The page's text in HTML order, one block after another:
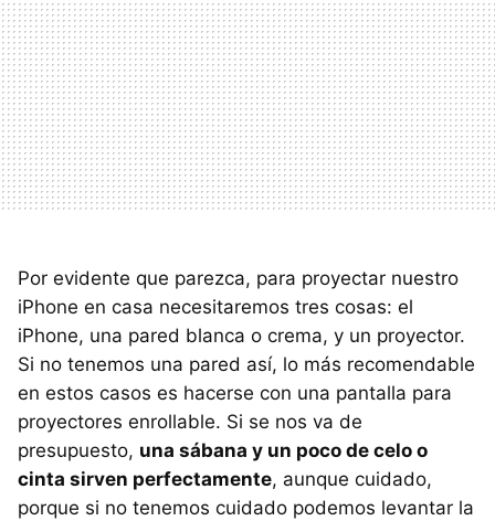
Por evidente que parezca, para proyectar nuestro
iPhone en casa necesitaremos tres cosas: el
iPhone, una pared blanca o crema, y un proyector.
Si no tenemos una pared así, lo más recomendable
en estos casos es hacerse con una pantalla para
proyectores enrollable. Si se nos va de
presupuesto, una sábana y un poco de celo o
cinta sirven perfectamente, aunque cuidado,
porque si no tenemos cuidado podemos levantar la